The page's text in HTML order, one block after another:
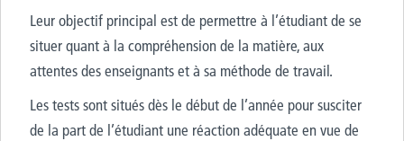
Leur objectif principal est de permettre à l’étudiant de se
situer quant à la compréhension de la matière, aux
attentes des enseignants et à sa méthode de travail.
Les tests sont situés dès le début de l’année pour susciter
de la part de l’étudiant une réaction adéquate en vue de